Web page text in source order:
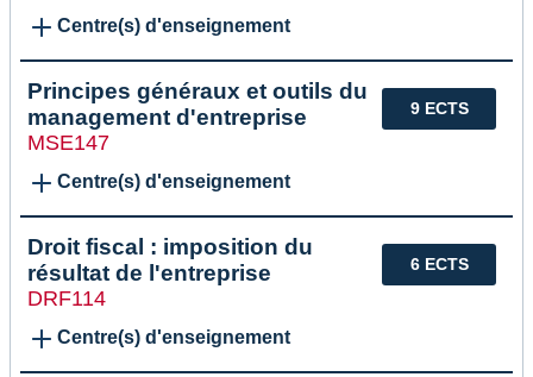
Centre(s) d'enseignement
9 ECTS
Principes généraux et outils du
management d'entreprise
MSE147
Centre(s) d'enseignement
6 ECTS
Droit fiscal : imposition du
résultat de l'entreprise
DRF114
Centre(s) d'enseignement